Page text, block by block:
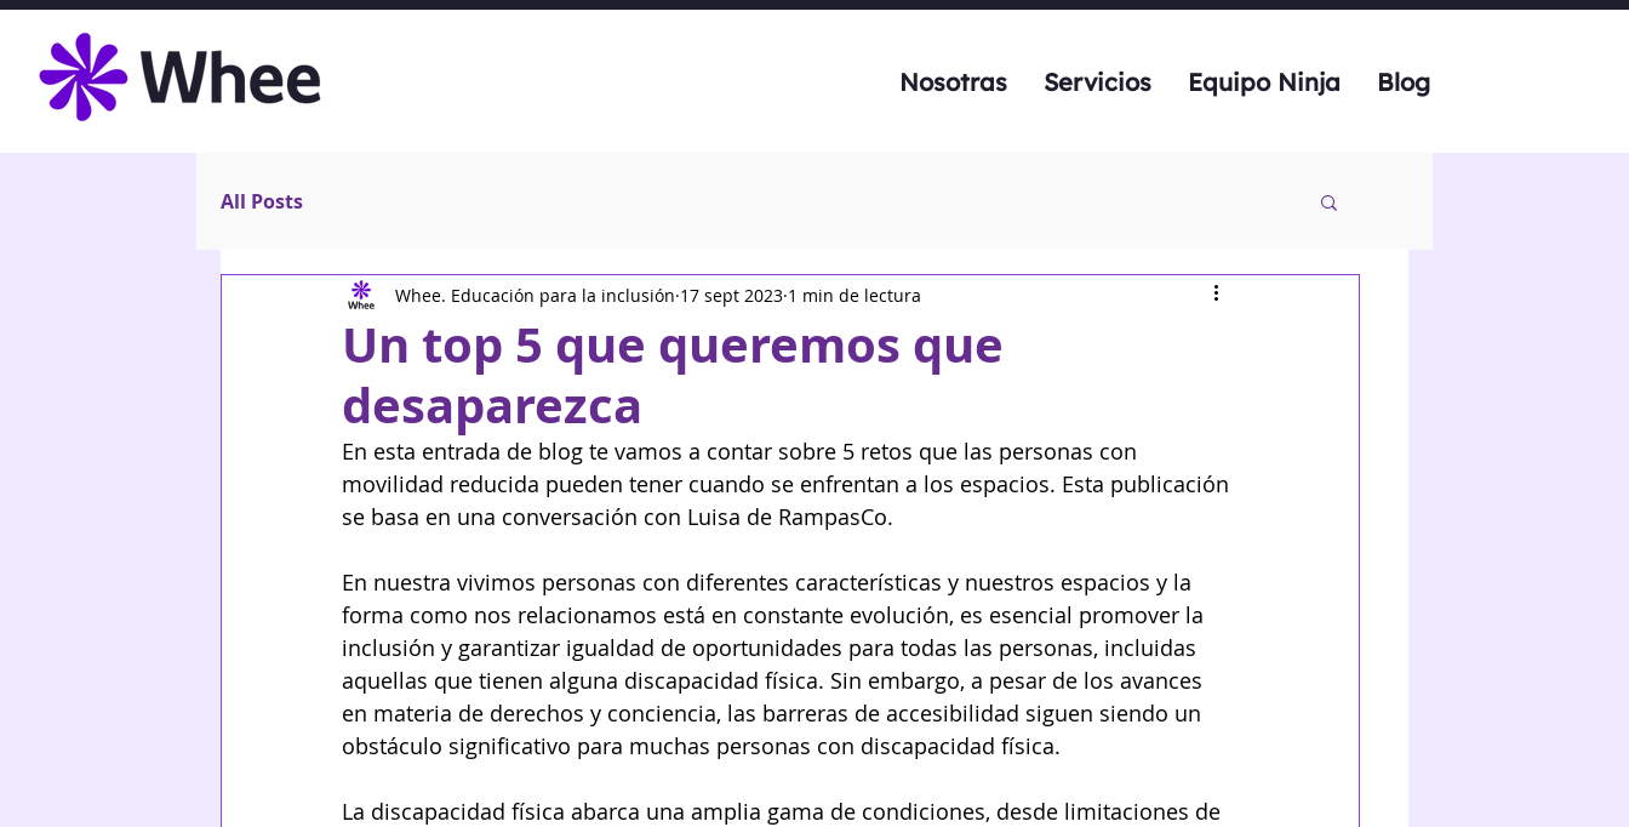
Nosotras Servicios Equipo Ninja Blog
All Posts
Un top 5 que queremos que
desaparezca
Whee. Educación para la inclusión 17 sept 2023 1 min de lectura
En esta entrada de blog te vamos a contar sobre 5 retos que las personas con
movilidad reducida pueden tener cuando se enfrentan a los espacios. Esta publicación
se basa en una conversación con Luisa de RampasCo.
En nuestra vivimos personas con diferentes características y nuestros espacios y la
forma como nos relacionamos está en constante evolución, es esencial promover la
inclusión y garantizar igualdad de oportunidades para todas las personas, incluidas
aquellas que tienen alguna discapacidad física. Sin embargo, a pesar de los avances
en materia de derechos y conciencia, las barreras de accesibilidad siguen siendo un
obstáculo significativo para muchas personas con discapacidad física.
La discapacidad física abarca una amplia gama de condiciones, desde limitaciones de